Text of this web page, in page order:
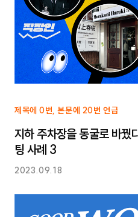
제목에 0번, 본문에 20번 언급
지하 주차장을 동굴로 바꿨
팅 사례 3
2023.09.18